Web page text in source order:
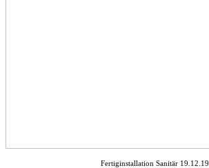
Fertiginstallation Sanitär 19.12.19